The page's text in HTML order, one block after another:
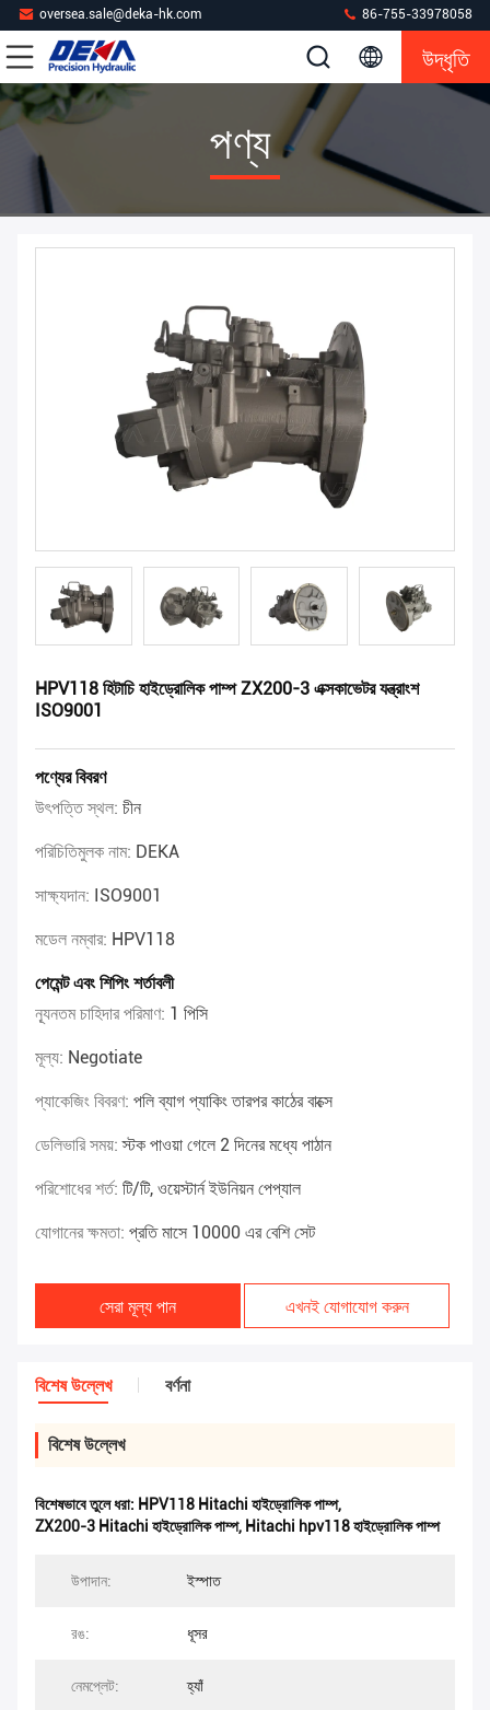
oversea.sale@deka-hk.com 86-755-33978058
উদ্ধৃতি
পণ্য
HPV118 হিটাচি হাইড্রোলিক পাম্প ZX200-3 এক্সকাভেটর যন্ত্রাংশ
ISO9001
পণ্যের বিবরণ
উৎপত্তি স্থল: চীন
পরিচিতিমুলক নাম: DEKA
সাক্ষ্যদান: ISO9001
মডেল নম্বার: HPV118
পেমেন্ট এবং শিপিং শর্তাবলী
ন্যূনতম চাহিদার পরিমাণ: 1 পিসি
মূল্য: Negotiate
প্যাকেজিং বিবরণ: পলি ব্যাগ প্যাকিং তারপর কাঠের বাক্সে
ডেলিভারি সময়:স্টক পাওয়া গেলে 2 দিনের মধ্যে পাঠান
পরিশোধের শর্ত: টি/টি, ওয়েস্টার্ন ইউনিয়ন পেপ্যাল
যোগানের ক্ষমতা: প্রতি মাসে 10000 এর বেশি সেট
সেরা মূল্য পান এখনই যোগাযোগ করুন
বিশেষ উল্লেখ বর্ণনা
বিশেষ উল্লেখ
বিশেষভাবে তুলে ধরা: HPV118 Hitachi হাইড্রোলিক পাম্প,
ZX200-3 Hitachi হাইড্রোলিক পাম্প, Hitachi hpv118 হাইড্রোলিক পাম্প
উপাদান: ইস্পাত
রঙ: ধূসর
নেমপ্লেট: হ্যাঁ